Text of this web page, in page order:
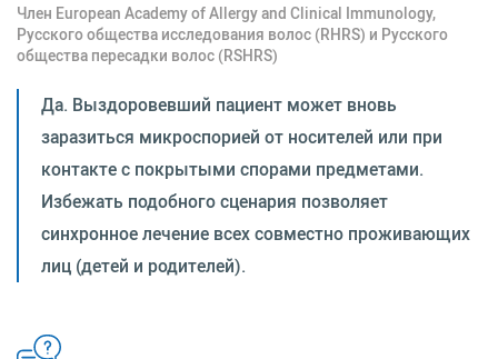
Член European Academy of Allergy and Clinical Immunology,
Русского общества исследования волос (RHRS) и Русского
общества пересадки волос (RSHRS)
Да. Выздоровевший пациент может вновь
заразиться микроспорией от носителей или при
контакте с покрытыми спорами предметами.
Избежать подобного сценария позволяет
синхронное лечение всех совместно проживающих
лиц (детей и родителей).